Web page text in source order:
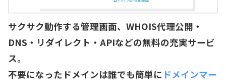
サクサク動作する管理画面、WHOIS代理公開・
DNS・リダイレクト・APIなどの無料の充実サービ
ス。
不要になったドメインは誰でも簡単に ドメインマー